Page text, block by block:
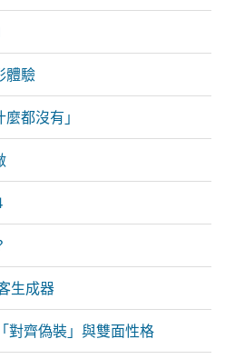
體驗
都沒有」
生成器
對齊偽裝」與雙面性格